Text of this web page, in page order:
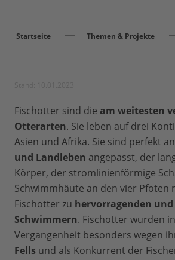
Startseite Themen & Projekte
Fischotter sind die am weitesten
Otterarten. Sie leben auf drei
Asien und Afrika. Sie sind perfekt
und Landleben angepasst, der
Körper, der stromlinienförmige
Schwimmhäute an den vier Pfoten
Fischotter zu hervorragenden
Schwimmern. Fischotter wurden
Vergangenheit besonders wegen
Fells und als Konkurrent der